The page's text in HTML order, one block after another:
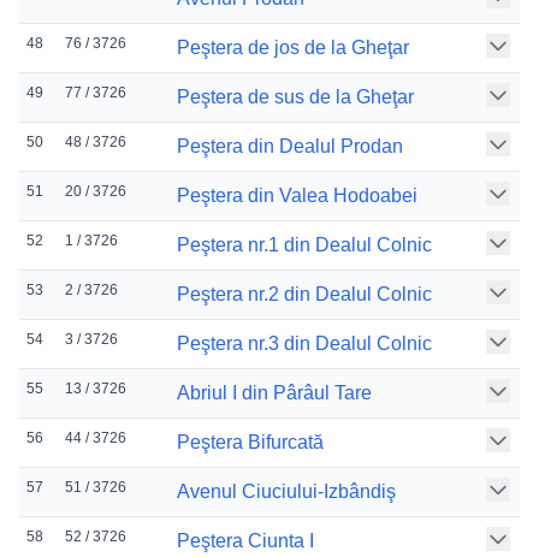
48 76 / 3726 Peştera de jos de la Gheţar
49 77 / 3726 Peştera de sus de la Gheţar
50 48 / 3726 Peştera din Dealul Prodan
51 20 / 3726 Peştera din Valea Hodoabei
52 1 / 3726 Peştera nr.1 din Dealul Colnic
53 2 / 3726 Peştera nr.2 din Dealul Colnic
54 3 / 3726 Peştera nr.3 din Dealul Colnic
55 13 / 3726 Abriul I din Pârâul Tare
56 44 / 3726 Peştera Bifurcată
57 51 / 3726 Avenul Ciuciului-Izbândiş
58 52 / 3726 Peştera Ciunta I